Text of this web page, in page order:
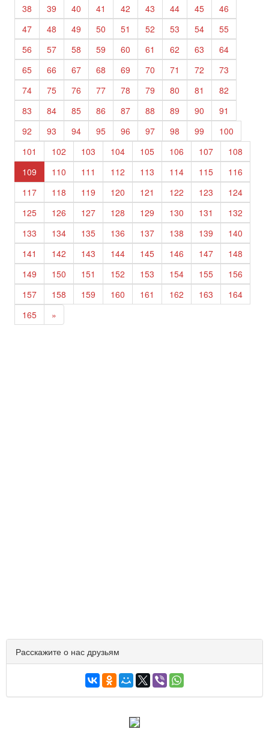
38
39 40 41 42 43 44 45
46
47
48 49 50 51 52 53 54
55
56
57 58 59 60 61 62 63
64
65
66 67 68 69 70 71 72
73
74
75 76 77 78 79 80 81
82
83
84 85 86 87 88 89 90
91
92
93 94 95 96 97 98 99
100
101
102 103 104 105 106 107
108
109
110 111 112 113 114 115
116
117
118 119 120 121 122 123
124
125
126 127 128 129 130 131
132
133
134 135 136 137 138 139
140
141
142 143 144 145 146 147
148
149
150 151 152 153 154 155
156
157
158 159 160 161 162 163
164
165
»
Расскажите о нас друзьям